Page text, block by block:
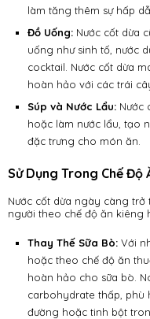
làm tăng thêm sự hấp
Đồ Uống: Nước cốt dừa
uống như sinh tố, nước
cocktail. Nước cốt dừa
hoàn hảo với các trái
Súp và Nước Lẩu: Nước
hoặc làm nước lẩu, tạo
đặc trưng cho món ăn.
Sử Dụng Trong Chế Độ
Nước cốt dừa ngày càng
người theo chế độ ăn kiêng
Thay Thế Sữa Bò: Với
hoặc theo chế độ ăn
hoàn hảo cho sữa bò.
carbohydrate thấp, phù
đường hoặc tinh bột